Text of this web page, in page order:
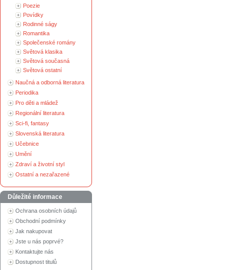
Poezie
Povídky
Rodinné ságy
Romantika
Společenské romány
Světová klasika
Světová současná
Světová ostatní
Naučná a odborná literatura
Periodika
Pro děti a mládež
Regionální literatura
Sci-fi, fantasy
Slovenská literatura
Učebnice
Umění
Zdraví a životní styl
Ostatní a nezařazené
Důležité informace
Ochrana osobních údajů
Obchodní podmínky
Jak nakupovat
Jste u nás poprvé?
Kontaktujte nás
Dostupnost titulů